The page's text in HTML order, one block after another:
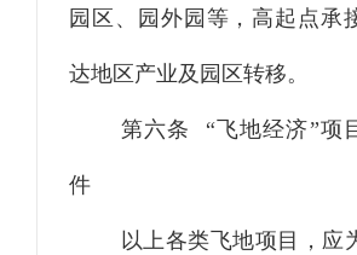
园区、园外园等，高起点承
达地区产业及园区转移。
第六条 “飞地经济”项
件
以上各类飞地项目，应